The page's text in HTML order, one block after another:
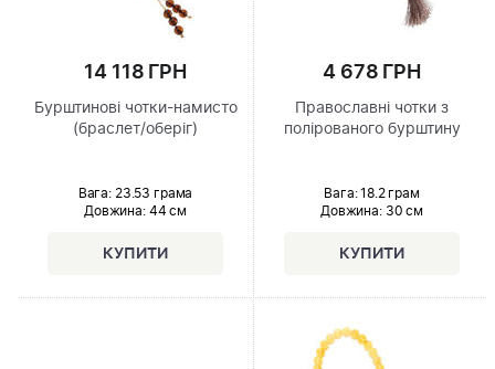
14 118 ГРН
Бурштинові чотки-намисто
(браслет/оберіг)
Вага: 23.53 грама
Довжина:44 см
4 678 ГРН
Православні чотки з
полірованого бурштину
Вага: 18.2 грам
Довжина:30 см